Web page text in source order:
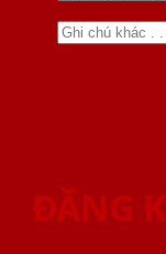
ĐĂNG